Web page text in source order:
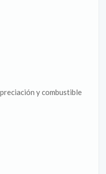
y combustible